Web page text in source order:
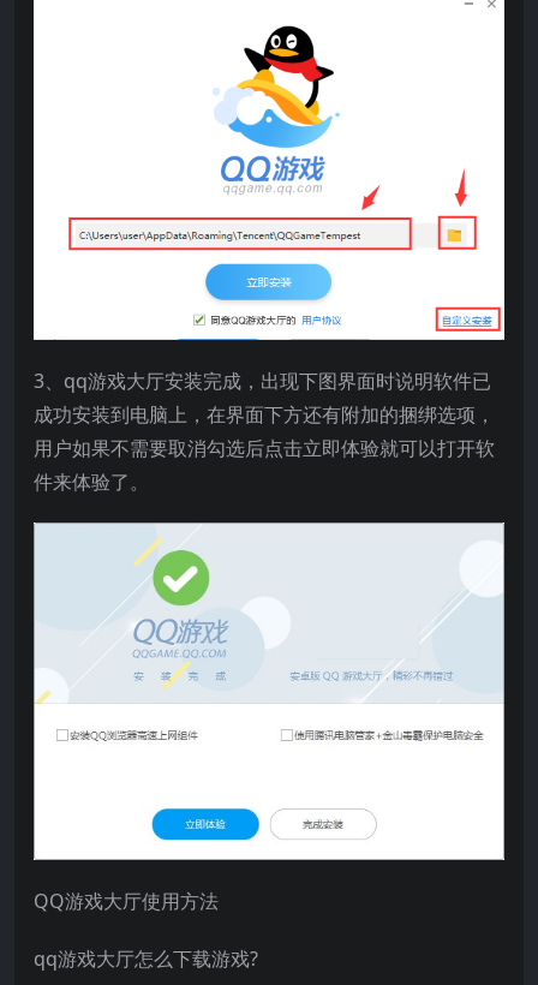
3、qq游戏大厅安装完成，出现下图界面时说明软件已
成功安装到电脑上，在界面下方还有附加的捆绑选项，
用户如果不需要取消勾选后点击立即体验就可以打开软
件来体验了。
QQ游戏大厅使用方法
qq游戏大厅怎么下载游戏?